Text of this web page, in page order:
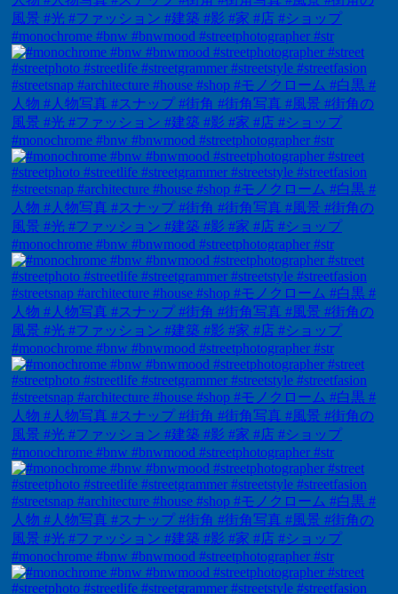
#monochrome #bnw #bnwmood #streetphotographer #str
#monochrome #bnw #bnwmood #streetphotographer #str
#monochrome #bnw #bnwmood #streetphotographer #str
#monochrome #bnw #bnwmood #streetphotographer #str
#monochrome #bnw #bnwmood #streetphotographer #str
#monochrome #bnw #bnwmood #streetphotographer #str